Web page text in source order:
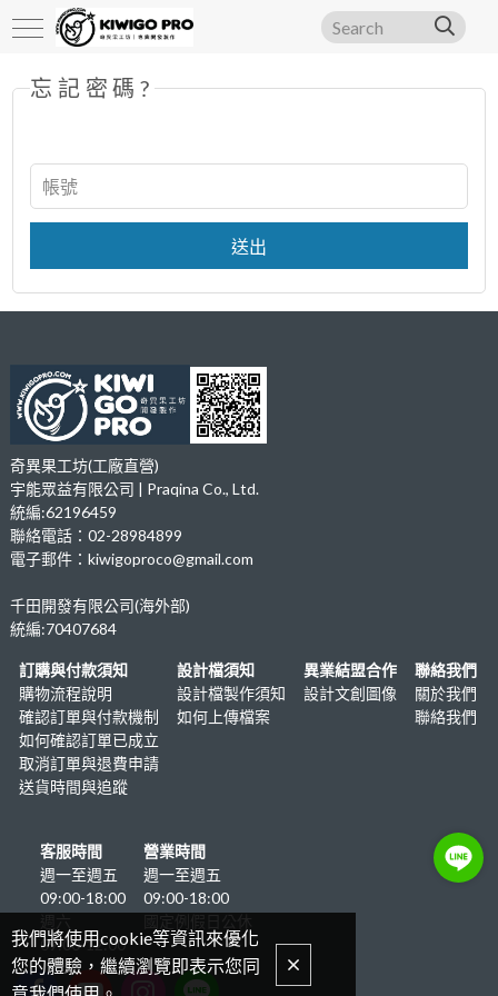
忘記密碼?
奇異果工坊(工廠直營)
宇能眾益有限公司 | Praqina Co., Ltd.
統編:62196459
聯絡電話：02-28984899
電子郵件：kiwigoproco@gmail.com
千田開發有限公司(海外部)
統編:70407684
訂購與付款須知
購物流程說明
確認訂單與付款機制
如何確認訂單已成立
取消訂單與退費申請
送貨時間與追蹤
設計檔須知
設計檔製作須知
如何上傳檔案
異業結盟合作
設計文創圖像
聯絡我們
關於我們
聯絡我們
客服時間
週一至週五
09:00-18:00
09:00-12:00
營業時間
週一至週五
09:00-18:00
我們將使用cookie等資訊來優化
您的體驗，繼續瀏覽即表示您同